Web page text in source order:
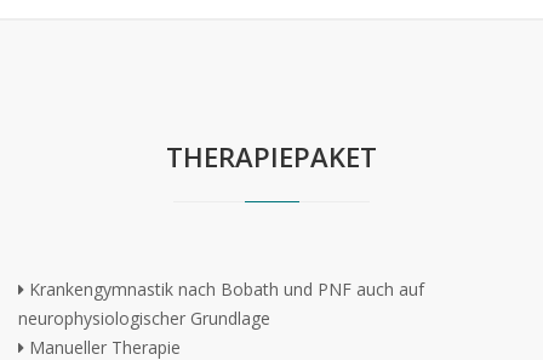
THERAPIEPAKET
Krankengymnastik nach Bobath und PNF auch auf
neurophysiologischer Grundlage
Manueller Therapie